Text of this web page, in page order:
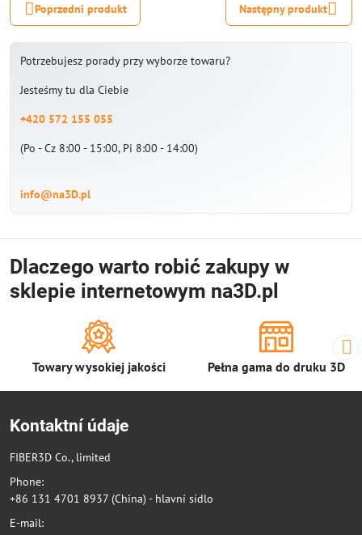
Poprzedni produkt Następny produkt
Potrzebujesz porady przy wyborze towaru?
Jesteśmy tu dla Ciebie
+420 572 155 055
(Po - Cz 8:00 - 15:00, Pi 8:00 - 14:00)
info@na3D.pl
Dlaczego warto robić zakupy w
sklepie internetowym na3D.pl
Towary wysokiej jakości Pełna gama do druku 3D
Kontaktní údaje
FIBER3D Co., limited
Phone:
+86 131 4701 8937 (China) - hlavní sídlo
E-mail: